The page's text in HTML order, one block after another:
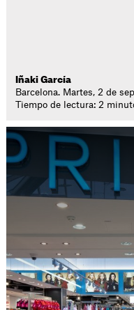
Iñaki García
Barcelona. Martes, 2 de
Tiempo de lectura: 2